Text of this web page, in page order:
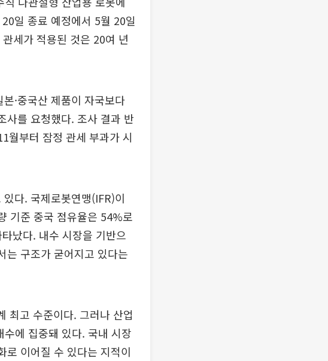
일 종료 예정에서 5월 20일
세가 적용된 것은 20여 년
·중국산 제품이 자국보다
사를 요청했다. 조사 결과 반
월부터 잠정 관세 부과가 시
다. 국제로봇연맹(IFR)이
기준 중국 점유율은 54%로
났다. 내수 시장을 기반으
는 구조가 굳어지고 있다는
최고 수준이다. 그러나 산업
에 집중돼 있다. 국내 시장
로 이어질 수 있다는 지적이